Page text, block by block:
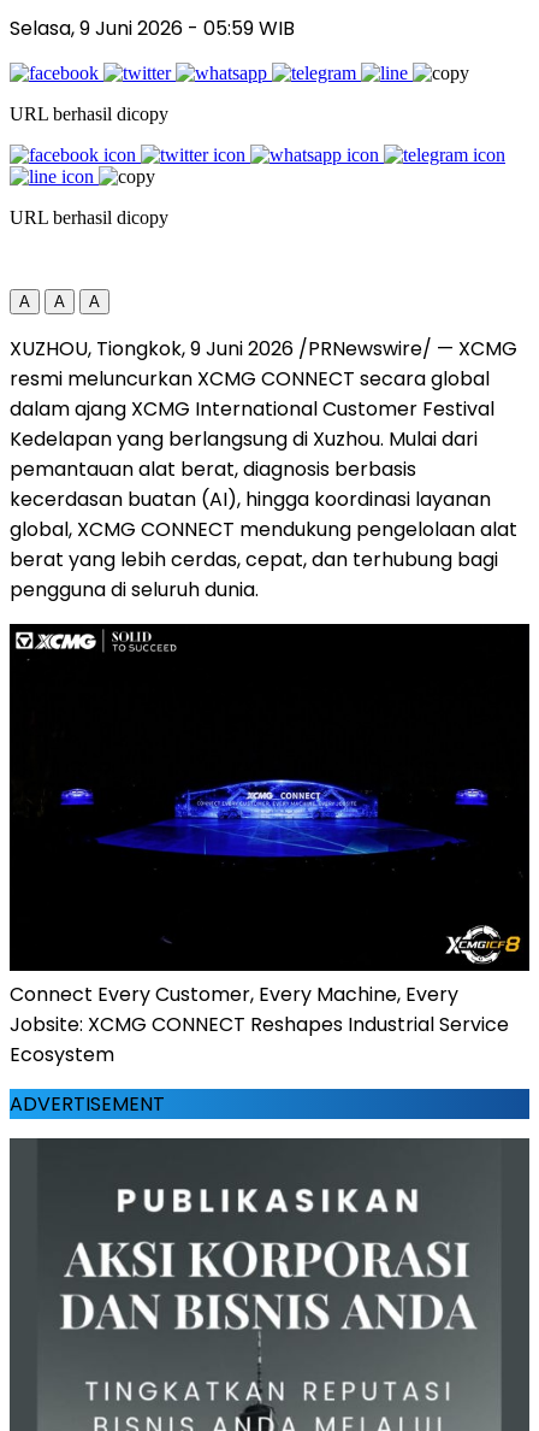
Selasa, 9 Juni 2026 - 05:59 WIB
URL berhasil dicopy
URL berhasil dicopy
A A A
XUZHOU, Tiongkok,9 Juni 2026 /PRNewswire/ — XCMG
resmi meluncurkan XCMG CONNECT secara global
dalam ajang XCMG International Customer Festival
Kedelapan yang berlangsung di Xuzhou. Mulai dari
pemantauan alat berat, diagnosis berbasis
kecerdasan buatan (AI), hingga koordinasi layanan
global, XCMG CONNECT mendukung pengelolaan alat
berat yang lebih cerdas, cepat, dan terhubung bagi
pengguna di seluruh dunia.
Connect Every Customer, Every Machine, Every
Jobsite: XCMG CONNECT Reshapes Industrial Service
Ecosystem
ADVERTISEMENT